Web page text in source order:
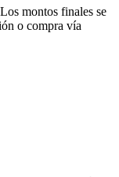
montos finales se
o compra vía